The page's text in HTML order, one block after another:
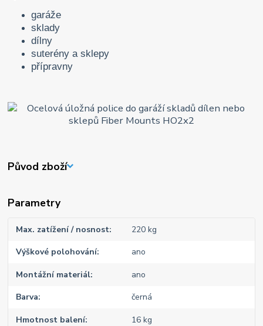
garáže
sklady
dílny
suterény a sklepy
přípravny
Původ zboží
Parametry
Max. zatížení / nosnost 220 kg
Výškové polohování ano
Montážní materiál ano
Barva černá
Hmotnost balení 16 kg